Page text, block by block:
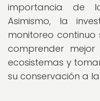
importancia de
Asimismo, la
monitoreo
comprender
ecosistemas y
su conservación a